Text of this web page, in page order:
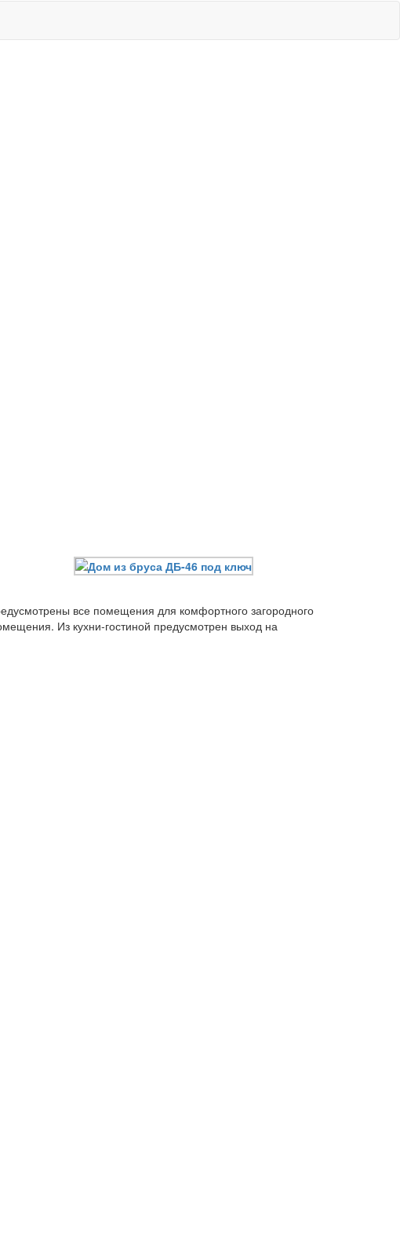
все помещения для комфортного загородного
Из кухни-гостиной предусмотрен выход на